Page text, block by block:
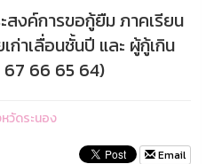
สงค์การขอกู้ยืม ภาคเรียน
ก่าเลื่อนชั้นปี และ ผู้กู้เกิน
66 65 64)
วัดระนอง
Email